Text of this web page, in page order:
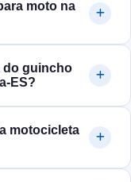
moto na
do guincho
motocicleta